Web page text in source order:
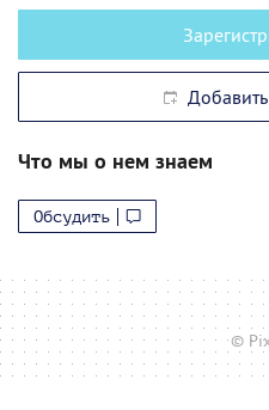
Что мы о нем знаем
Обсудить
©